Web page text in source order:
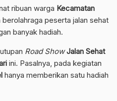
ribuan warga Kecamatan
berolahraga peserta jalan sehat
banyak hadiah.
Road Show Jalan Sehat
ini. Pasalnya, pada kegiatan
hanya memberikan satu hadiah